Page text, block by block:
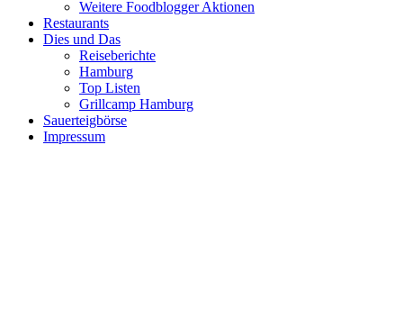
Weitere Foodblogger Aktionen
Restaurants
Dies und Das
Reiseberichte
Hamburg
Top Listen
Grillcamp Hamburg
Sauerteigbörse
Impressum